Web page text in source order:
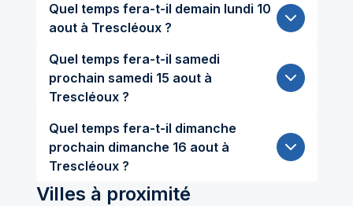
Quel temps fera-t-il demain lundi 10
aout à Trescléoux ?
Quel temps fera-t-il samedi
prochain samedi 15 aout à
Trescléoux ?
Quel temps fera-t-il dimanche
prochain dimanche 16 aout à
Trescléoux ?
Villes à proximité